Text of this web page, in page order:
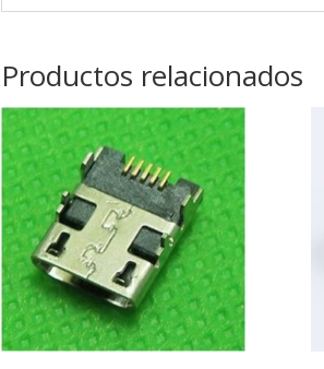
Productos relacionados